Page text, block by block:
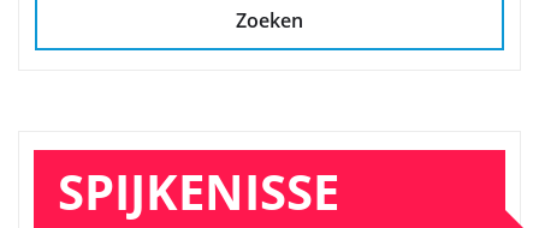
Zoeken
SPIJKENISSE